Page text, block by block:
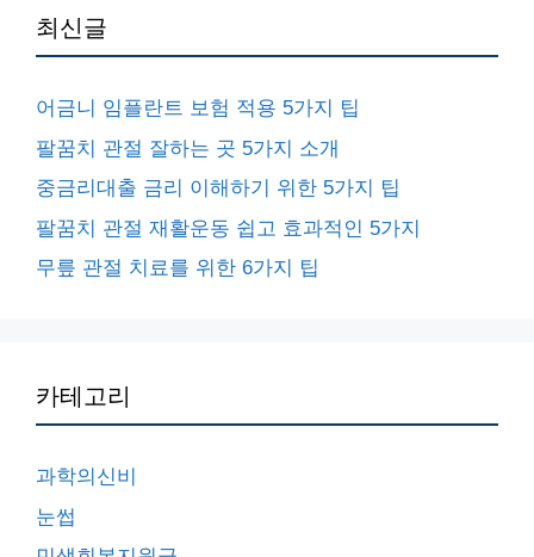
최신글
어금니 임플란트 보험 적용 5가지 팁
팔꿈치 관절 잘하는 곳 5가지 소개
중금리대출 금리 이해하기 위한 5가지 팁
팔꿈치 관절 재활운동 쉽고 효과적인 5가지
무릎 관절 치료를 위한 6가지 팁
카테고리
과학의신비
눈썹